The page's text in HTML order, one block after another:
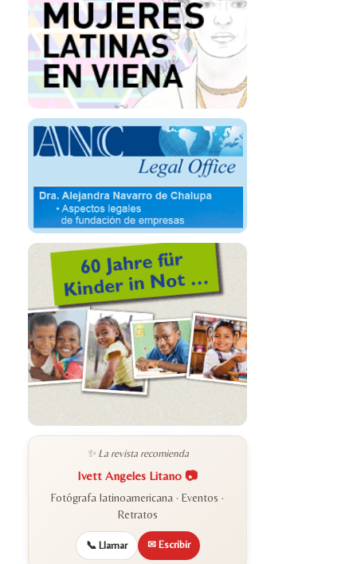
✨ La revista recomienda
Ivett Angeles Litano 📷
Fotógrafa latinoamericana · Eventos ·
Retratos
📞 Llamar ✉ Escribir